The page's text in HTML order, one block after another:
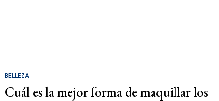
BELLEZA
Cuál es la mejor forma de maquillar los